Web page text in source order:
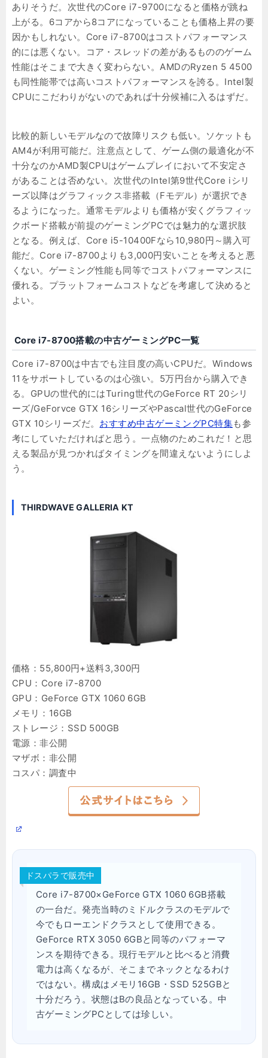
ありそうだ。次世代のCore i7-9700になると価格が跳ね
上がる。6コアから8コアになっていることも価格上昇の要
因かもしれない。Core i7-8700はコストパフォーマンス
的には悪くない。コア・スレッドの差があるもののゲーム
性能はそこまで大きく変わらない。AMDのRyzen 5 4500
も同性能帯では高いコストパフォーマンスを誇る。Intel製
CPUにこだわりがないのであれば十分候補に入るはずだ。
比較的新しいモデルなので故障リスクも低い。ソケットも
AM4が利用可能だ。注意点として、ゲーム側の最適化が不
十分なのかAMD製CPUはゲームプレイにおいて不安定さ
があることは否めない。次世代のIntel第9世代Core iシリ
ーズ以降はグラフィックス非搭載（Fモデル）が選択でき
るようになった。通常モデルよりも価格が安くグラフィッ
クボード搭載が前提のゲーミングPCでは魅力的な選択肢
となる。例えば、Core i5-10400Fなら10,980円～購入可
能だ。Core i7-8700よりも3,000円安いことを考えると悪
くない。ゲーミング性能も同等でコストパフォーマンスに
優れる。プラットフォームコストなどを考慮して決めると
よい。
Core i7-8700搭載の中古ゲーミングPC一覧
Core i7-8700は中古でも注目度の高いCPUだ。Windows
11をサポートしているのは心強い。5万円台から購入でき
る。GPUの世代的にはTuring世代のGeForce RT 20シリ
ーズ/GeForvce GTX 16シリーズやPascal世代のGeForce
GTX 10シリーズだ。 おすすめ中古ゲーミングPC特集も参
考にしていただければと思う。一点物のためこれだ！と思
える製品が見つかればタイミングを間違えないようにしよ
う。
THIRDWAVE GALLERIA KT
価格：55,800円+送料3,300円
CPU：Core i7-8700
GPU：GeForce GTX 1060 6GB
メモリ：16GB
ストレージ：SSD 500GB
電源：非公開
マザボ：非公開
コスパ：調査中
ドスパラで販売中
Core i7-8700×GeForce GTX 1060 6GB搭載
の一台だ。発売当時のミドルクラスのモデルで
今でもローエンドクラスとして使用できる。
GeForce RTX 3050 6GBと同等のパフォーマ
ンスを期待できる。現行モデルと比べると消費
電力は高くなるが、そこまでネックとなるわけ
ではない。構成はメモリ16GB・SSD 525GBと
十分だろう。状態はBの良品となっている。中
古ゲーミングPCとしては珍しい。